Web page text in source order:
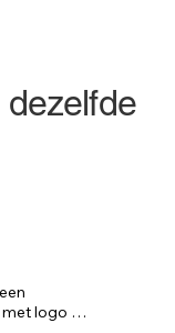
logo of
dezelfde